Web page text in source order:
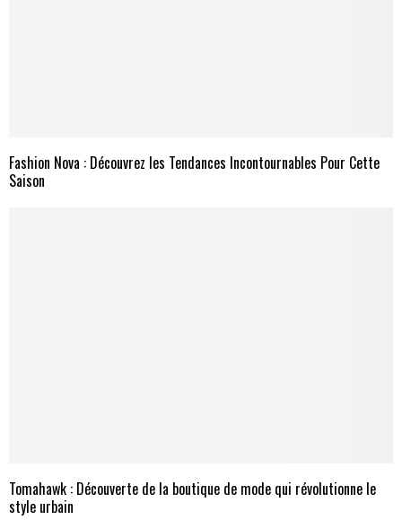
Fashion Nova : Découvrez les Tendances Incontournables Pour Cette
Saison
Tomahawk : Découverte de la boutique de mode qui révolutionne le
style urbain